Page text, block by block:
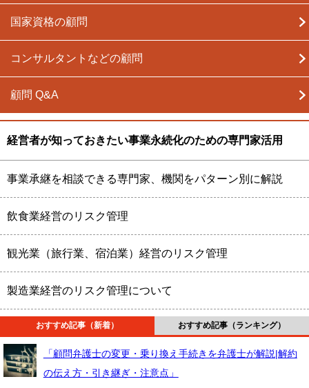
国家資格の顧問
コンサルタントなどの顧問
顧問 Q&A
経営者が知っておきたい事業永続化のための専門家活用
事業承継を相談できる専門家、機関をパターン別に解説
飲食業経営のリスク管理
観光業（旅行業、宿泊業）経営のリスク管理
製造業経営のリスク管理について
おすすめ記事（新着） おすすめ記事（ランキング）
「顧問弁護士の変更・乗り換え手続きを弁護士が解説|解約
の伝え方・引き継ぎ・注意点」